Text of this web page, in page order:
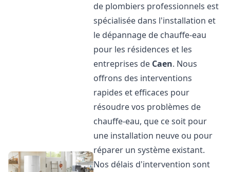
de plombiers professionnels est
spécialisée dans l'installation et
le dépannage de chauffe-eau
pour les résidences et les
entreprises de Caen. Nous
offrons des interventions
rapides et efficaces pour
résoudre vos problèmes de
chauffe-eau, que ce soit pour
une installation neuve ou pour
réparer un système existant.
Nos délais d'intervention sont